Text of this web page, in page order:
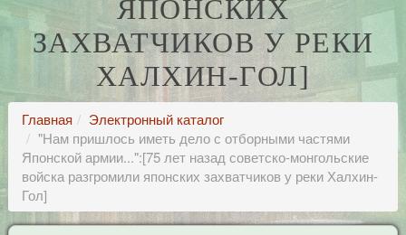
ЯПОНСКИХ
ЗАХВАТЧИКОВ У РЕКИ
ХАЛХИН-ГОЛ]
Главная
Электронный каталог
"Нам пришлось иметь дело с отборными частями
Японской армии...":[75 лет назад советско-монгольские
войска разгромили японских захватчиков у реки Халхин-
Гол]